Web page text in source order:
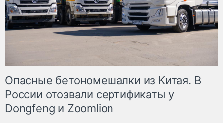
Опасные бетономешалки из Китая. В
России отозвали сертификаты у
Dongfeng и Zoomlion